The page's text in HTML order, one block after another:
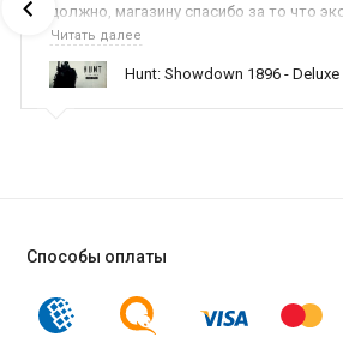
должно, магазину спасибо за то что
время,нервы и деньги, ребята вы
оказываете помощь
Читать далее
Hunt: Showdown 1896 - Deluxe
Способы оплаты